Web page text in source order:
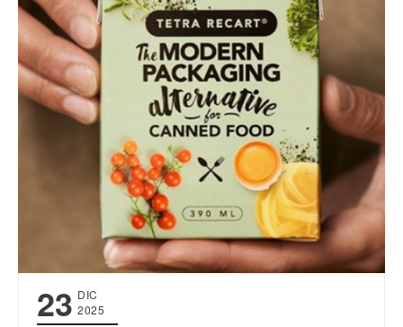
23 DIC
2025